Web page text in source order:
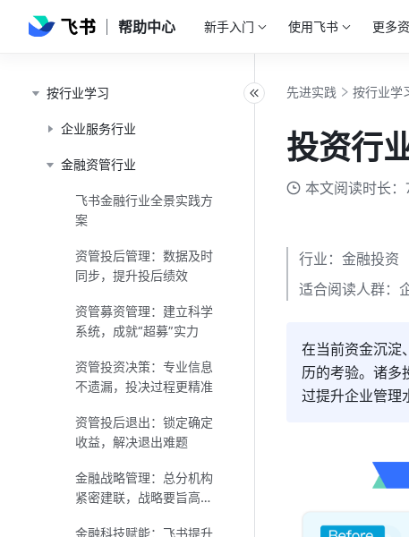
帮助中心 新手入门 使用飞书 更多
按行业学习
企业服务行业
金融资管行业
飞书金融行业全景实践方
案
资管投后管理：数据及时
同步，提升投后绩效
资管募资管理：建立科学
系统，成就“超募”实力
资管投资决策：专业信息
不遗漏，投决过程更精准
资管投后退出：锁定确定
收益，解决退出难题
金融战略管理：总分机构
紧密建联，战略要旨高效
金融科技赋能：飞书提升
先进实践 按行业学
投资行
本文阅读时长：
行业：金融投资
适合阅读人群：
在当前资金沉淀
历的考验。诸多
过提升企业管理